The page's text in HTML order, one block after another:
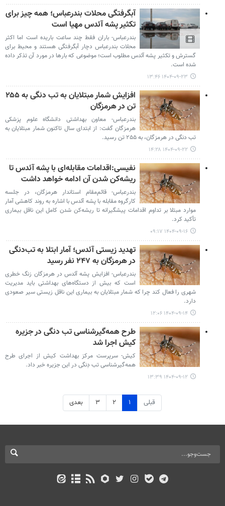
آبگرفتگی محلات بندرعباس؛ همه چیز برای
تکثیر پشه آئدس مهیا است
بندرعباس- باران فقط چند ساعت باریده است اما اکثر
محلات بندرعباس دچار آبگرفتگی هستند و محیط برای
گسترش و تکثیر پشه آئدس مطلوب است؛ موضوعی که بارها در مورد آن تذکر داده
شده است.
۱۴۰۴-۰۹-۲۳ ۱۳:۴۶
افزایش شمار مبتلایان به تب دنگی به ۲۵۵
تن در هرمزگان
بندرعباس- معاون بهداشتی دانشگاه علوم پزشکی
هرمزگان گفت: از ابتدای سال تاکنون شمار مبتلایان به
تب دنگی در هرمزگان، به ۲۵۵ تن رسید.
۱۴۰۴-۰۹-۲۲ ۱۴:۲۸
نفیسی:اقدامات مقابله‌ای با پشه آئدس تا
ریشه‌کن شدن آن ادامه خواهد داشت
بندرعباس- قائم‌مقام استاندار هرمزگان، در جلسه
کارگروه مقابله با پشه آئدس با اشاره به روند کاهشی آمار
موارد مبتلا بر تداوم اقدامات پیشگیرانه تا ریشه‌کن شدن کامل این ناقل بیماری
تأکید کرد.
۱۴۰۴-۰۹-۱۶ ۰۹:۱۷
تهدید زیستی آئدس؛ آمار ابتلا به تب‌دنگی
در هرمزگان به ۲۴۷ نفر رسید
بندرعباس- افزایش پشه آئدس در هرمزگان زنگ خطری
است که بیش از دستگاه‌های بهداشتی باید مدیریت
شهری را فعال کند چرا که شمار مبتلایان به بیماری این ناقل زیستی سیر صعودی
دارد.
۱۴۰۴-۰۹-۱۴ ۱۲:۰۶
طرح همه‌گیرشناسی تب دنگی در جزیره
کیش اجرا شد
کیش- سرپرست مرکز بهداشت کیش از اجرای طرح
همه‌گیرشناسی تب دِنگی در این جزیره خبر داد.
۱۴۰۴-۰۹-۱۲ ۱۳:۳۹
قبلی ۱ ۲ ۳ بعدی